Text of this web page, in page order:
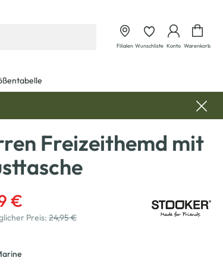
Filialen Wunschliste Konto Warenkorb
Freizeithemd mit
€
Preis: 24,95 €